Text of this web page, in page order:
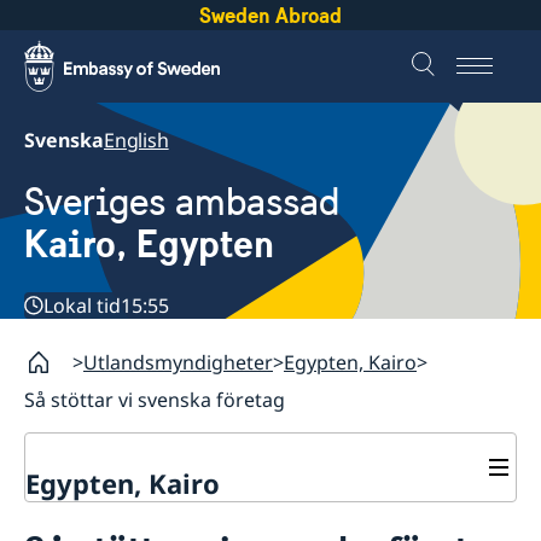
Sweden Abroad
SvenskaEnglish
Sveriges ambassad
Kairo, Egypten
Lokal tid15:55
Utlandsmyndigheter Egypten, Kairo
Så stöttar vi svenska företag
Egypten, Kairo